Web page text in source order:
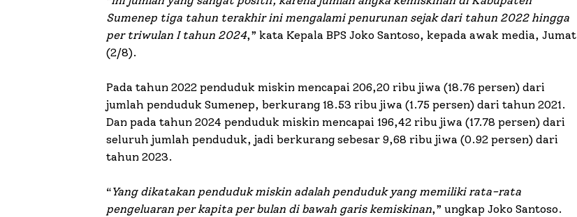
Sumenep tiga tahun terakhir ini mengalami penurunan sejak dari tahun 2022 hingga
per triwulan I tahun 2024,” kata Kepala BPS Joko Santoso, kepada awak media, Jumat
(2/8).
Pada tahun 2022 penduduk miskin mencapai 206,20 ribu jiwa (18.76 persen) dari
jumlah penduduk Sumenep, berkurang 18.53 ribu jiwa (1.75 persen) dari tahun 2021.
Dan pada tahun 2024 penduduk miskin mencapai 196,42 ribu jiwa (17.78 persen) dari
seluruh jumlah penduduk, jadi berkurang sebesar 9,68 ribu jiwa (0.92 persen) dari
tahun 2023.
“Yang dikatakan penduduk miskin adalah penduduk yang memiliki rata-rata
pengeluaran per kapita per bulan di bawah garis kemiskinan,” ungkap Joko Santoso.